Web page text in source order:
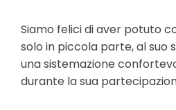
Siamo felici di aver potuto
solo in piccola parte, al suo
una sistemazione
durante la sua